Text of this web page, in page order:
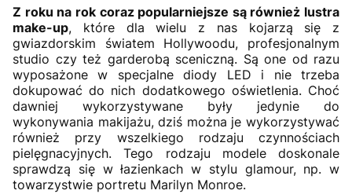
Z roku na rok coraz popularniejsze są również lustra
make-up, które dla wielu z nas kojarzą się z
gwiazdorskim światem Hollywoodu, profesjonalnym
studio czy też garderobą sceniczną. Są one od razu
wyposażone w specjalne diody LED i nie trzeba
dokupować do nich dodatkowego oświetlenia. Choć
dawniej wykorzystywane były jedynie do
wykonywania makijażu, dziś można je wykorzystywać
również przy wszelkiego rodzaju czynnościach
pielęgnacyjnych. Tego rodzaju modele doskonale
sprawdzą się w łazienkach w stylu glamour, np. w
towarzystwie portretu Marilyn Monroe.